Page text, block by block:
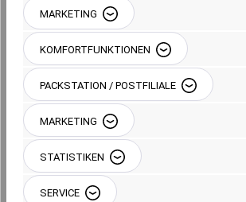
Wochen.
Produkt Anzahl: Gib den
IN DEN
RUNDUM-SERVICE
Einbauservice buchen
MARKETING
KOMFORTFUNKTIONEN
PACKSTATION / POSTFILIALE
MARKETING
STATISTIKEN
SERVICE